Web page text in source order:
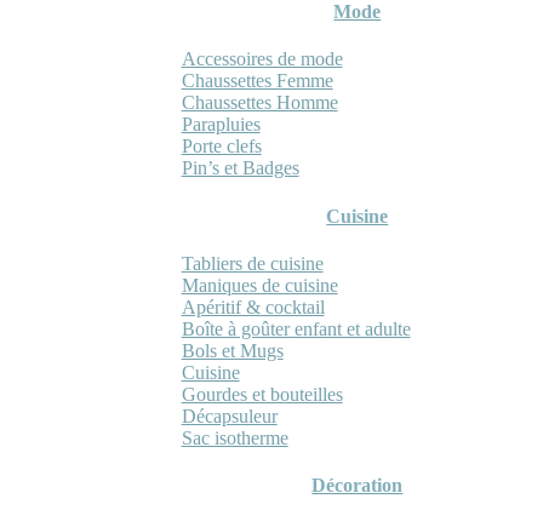
Mode
Accessoires de mode
Chaussettes Femme
Chaussettes Homme
Parapluies
Porte clefs
Pin’s et Badges
Cuisine
Tabliers de cuisine
Maniques de cuisine
Apéritif & cocktail
Boîte à goûter enfant et adulte
Bols et Mugs
Cuisine
Gourdes et bouteilles
Décapsuleur
Sac isotherme
Décoration